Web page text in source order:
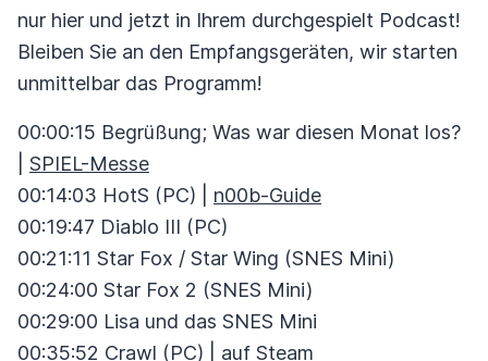
nur hier und jetzt in Ihrem durchgespielt Podcast!
Bleiben Sie an den Empfangsgeräten, wir starten
unmittelbar das Programm!
00:00:15 Begrüßung; Was war diesen Monat los?
SPIEL-Messe
00:14:03 HotS (PC) | n00b-Guide
00:19:47 Diablo III (PC)
00:21:11 Star Fox / Star Wing (SNES Mini)
00:24:00 Star Fox 2 (SNES Mini)
00:29:00 Lisa und das SNES Mini
00:35:52 Crawl (PC) | auf Steam